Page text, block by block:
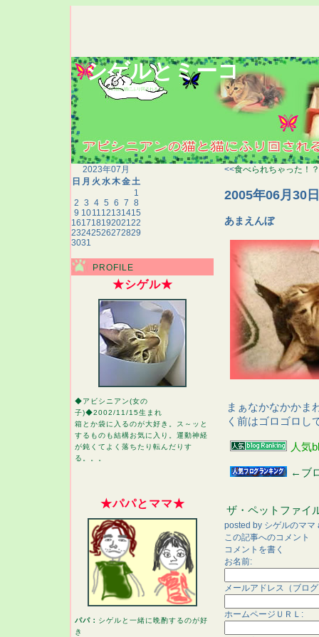
シゲルとミーコ
アビシニアンの猫と猫にふり回される人間の生態記録
2023年07月
日 月 火 水木金土
1
2 3 4 5 6 7 8
9 101112131415
16171819202122
23242526272829
3031
PROFILE
★シゲル★
◆アビシニアン(女の
子)◆2002/11/15生まれ
箱とか袋に入るのが大好き。ス～ッと
するものも結構お気に入り。運動神経
が鈍くてよく落ちたり転んだりす
る。。。
★パパとママ★
パパ： シゲルと一緒に晩酌するのが好
き
<<食べられちゃった！？
2005年06月30日
あまえんぼ
まぁなかなかかま
く前はゴロゴロし
人気
←ブ
ザ・ペットファイ
posted by シゲルのママ
この記事へのコメント
コメントを書く
お名前:
メールアドレス（ブロ
ホームページＵＲＬ: